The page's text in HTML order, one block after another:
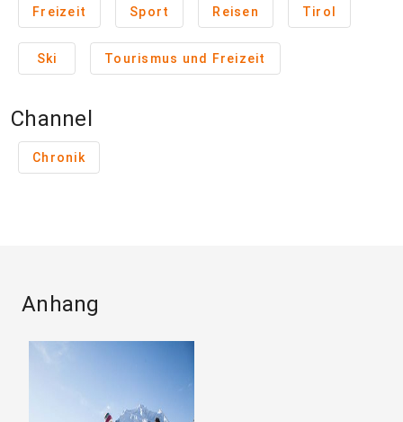
Freizeit Sport Reisen Tirol
Ski Tourismus und Freizeit
Channel
Chronik
Anhang